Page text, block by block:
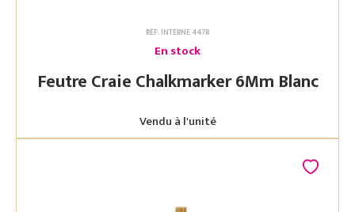
RÉF. INTERNE 4478
En stock
Feutre Craie Chalkmarker 6Mm Blanc
Vendu à l'unité